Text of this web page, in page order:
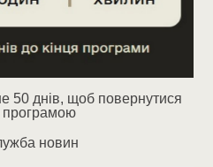
50 днів, щоб повернутися
новин